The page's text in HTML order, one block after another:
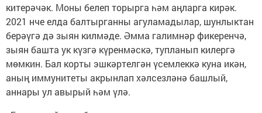
китерәчәк. Моны белеп торырга һәм аңларга кирәк.
2021 нче елда балтырганны агуламадылар, шунлыктан
берәүгә дә зыян килмәде. Әмма галимнәр фикеренчә,
зыян башта ук күзгә күренмәскә, тупланып килергә
мөмкин. Бал корты эшкәртелгән үсемлеккә куна икән,
аның иммунитеты акрынлап хәлсезләнә башлый,
аннары ул авырый һәм үлә.